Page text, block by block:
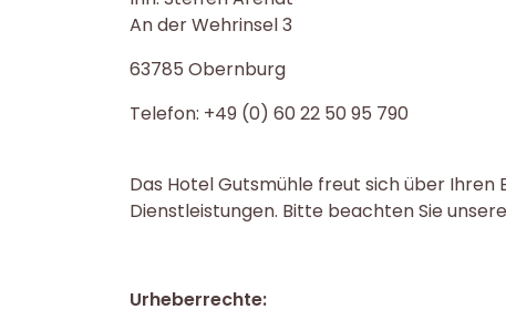
An der Wehrinsel 3
63785 Obernburg
Telefon: +49 (0) 60 22 50 95 790
Das Hotel Gutsmühle freut sich über
Dienstleistungen. Bitte beachten Sie
Urheberrechte: